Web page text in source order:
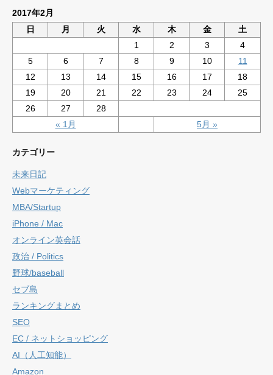
2017年2月
日
月 火 水 木 金 土
« 1月 5月 »
1 2 3
4
5
6 7 8 9 10
11
12
13 14 15 16 17
18
19
20 21 22 23 24
25
26
27 28
カテゴリー
未来日記
Webマーケティング
MBA/Startup
iPhone / Mac
オンライン英会話
政治 / Politics
野球/baseball
セブ島
ランキングまとめ
SEO
EC / ネットショッピング
AI（人工知能）
Amazon